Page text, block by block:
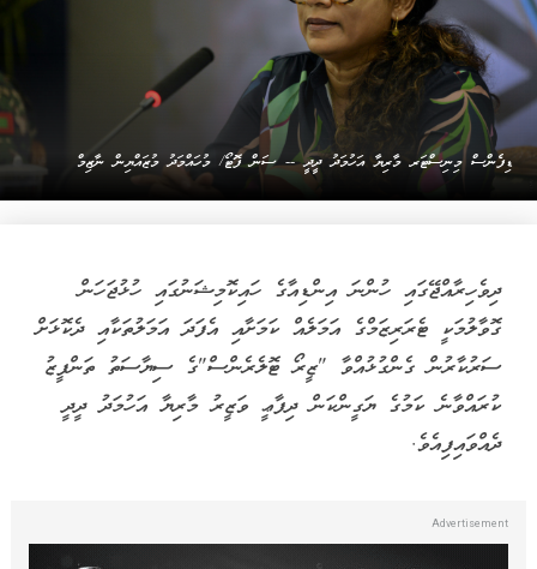
ޑިފެންސް މިނިސްޓަރ މާރިޔާ އަހުމަދު ދީދީ -- ސަން ފޮޓޯ/ މުހައްމަދު މުޒައްޔިން ނާޒިމް
ދިވެހިރާއްޖޭގައި ހުންނަ އިންޑިއާގެ ހައިކޮމިޝަނުގައި ހުޅުޖަހަން
ގޮވާލުމަކީ ޓެރަރިޒަމްގެ އަމަލެއް ކަމަށާއި އެފަދަ އަމަލުތަކާއި ދެކޮޅަށް
ސަރުކާރުން ގެންގުޅުއްވާ "ޒީރޯ ޓޮލެރެންސް"ގެ ސިޔާސަތު ތަންފީޒު
ކުރައްވާނެ ކަމުގެ ޔަގީންކަން ދިފާޢީ ވަޒީރު މާރިޔާ އަހުމަދު ދީދީ
ދެއްވައިފިއެވެ.